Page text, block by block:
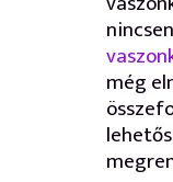
még